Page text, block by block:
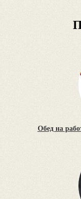
Обед на